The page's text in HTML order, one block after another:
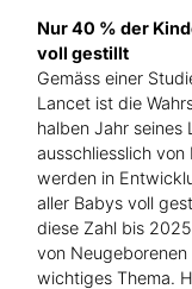
Nur 40 % der
voll gestillt
Gemäss einer
Lancet ist die
halben Jahr seines
ausschliesslich
werden in
aller Babys voll
diese Zahl bis
von
wichtiges Thema.